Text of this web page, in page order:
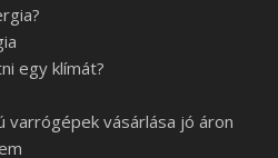
egy klímát?
varrógépek vásárlása jó áron